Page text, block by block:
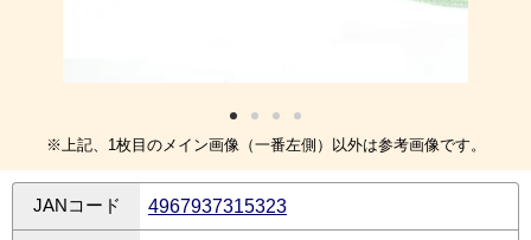
※上記、1枚目のメイン画像（一番左側）以外は参考画像です。
JANコード 4967937315323